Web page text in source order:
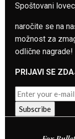
Spoštovani
naročite se na
možnost za
odlične nagrade!
PRIJAVI SE